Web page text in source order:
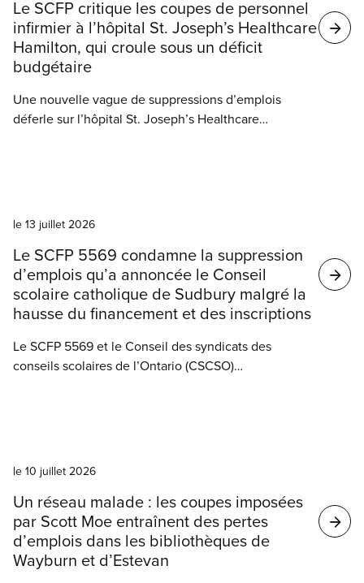
de l’éducation.
Le SCFP critique les coupes de personnel
infirmier à l’hôpital St. Joseph’s Healthcare
Hamilton, qui croule sous un déficit
budgétaire
Une nouvelle vague de suppressions d’emplois
déferle sur l’hôpital St. Joseph’s Healthcare
hausse des temps d’attente, ainsi qu’une
dégradation encore plus grande de l’accès aux
services hospitaliers.
le 13 juillet 2026
Le SCFP 5569 condamne la suppression
d’emplois qu’a annoncée le Conseil
scolaire catholique de Sudbury malgré la
hausse du financement et des inscriptions
Le SCFP 5569 et le Conseil des syndicats des
conseils scolaires de l’Ontario (CSCSO)
financement provincial pour l’année scolaire 2026-
2027.
le 10 juillet 2026
Un réseau malade : les coupes imposées
par Scott Moe entraînent des pertes
d’emplois dans les bibliothèques de
Wayburn et d’Estevan